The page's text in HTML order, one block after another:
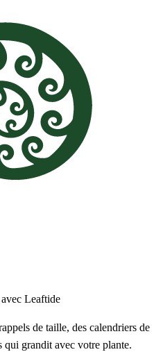
Leaftide
de taille, des calendriers de
grandit avec votre plante.